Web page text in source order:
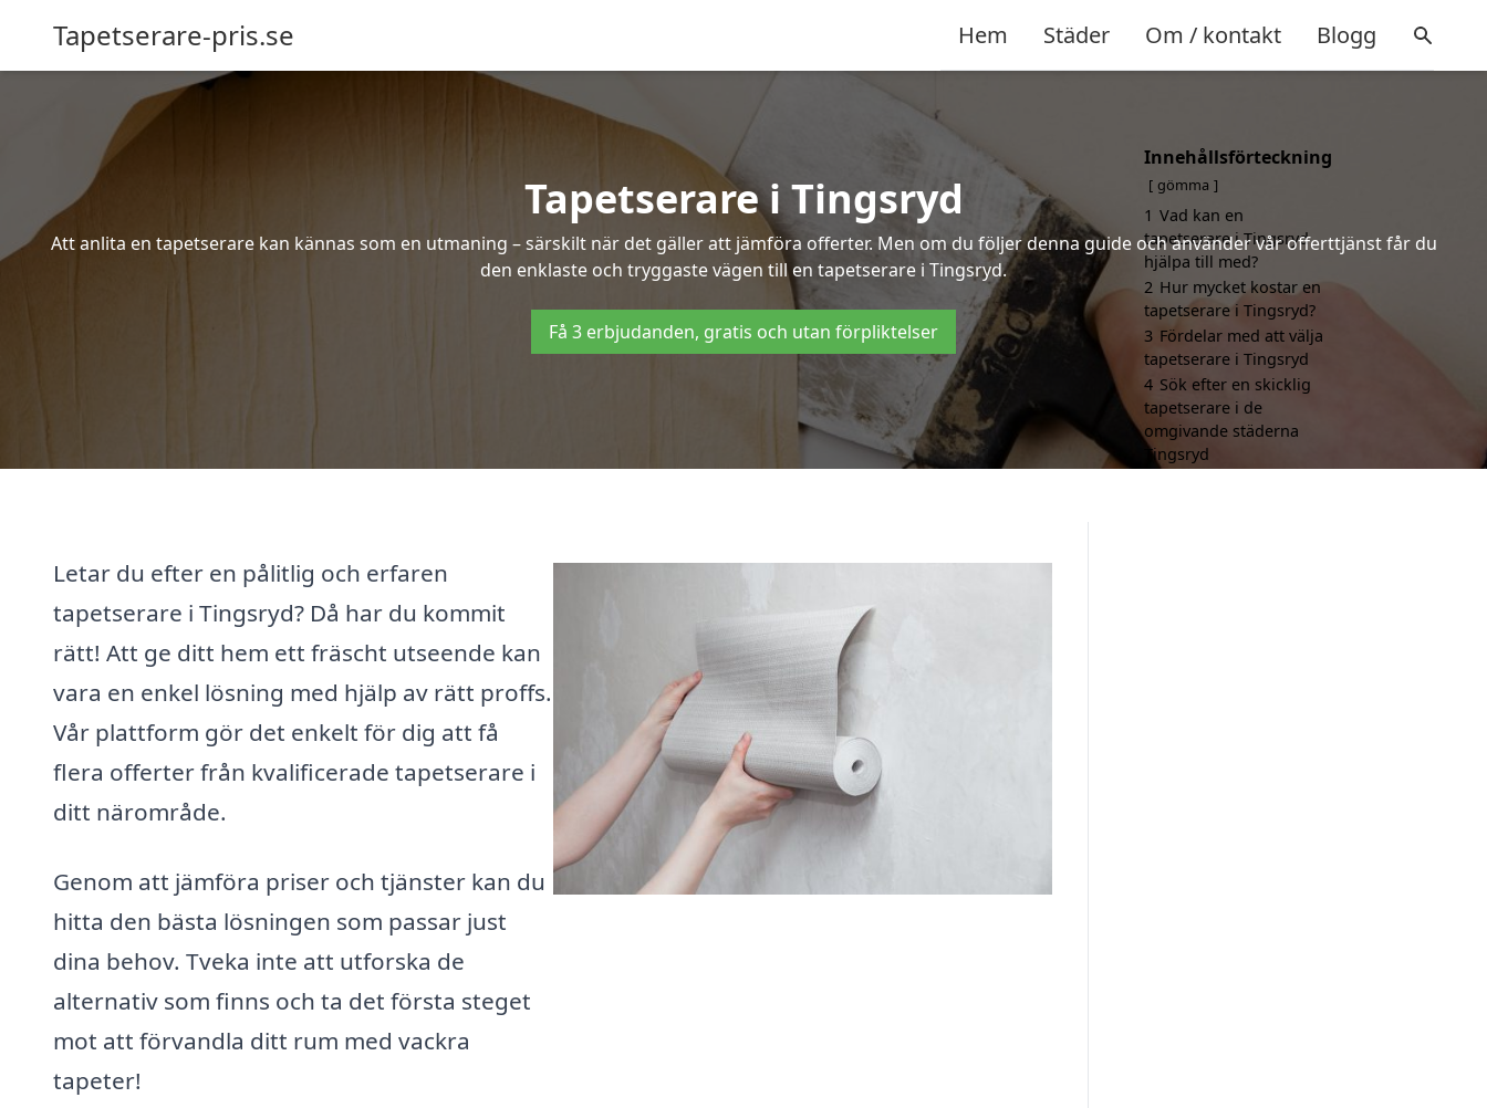
Tapetserare-pris.se Hem Städer Om / kontakt Blogg
Tapetserare i Tingsryd
Att anlita en tapetserare kan kännas som en utmaning – särskilt när det gäller att jämföra offerter. Men om du följer denna guide och använder vår offerttjänst får du
den enklaste och tryggaste vägen till en tapetserare i Tingsryd.
Få 3 erbjudanden, gratis och utan förpliktelser
Letar du efter en pålitlig och erfaren
tapetserare i Tingsryd? Då har du kommit
rätt! Att ge ditt hem ett fräscht utseende kan
vara en enkel lösning med hjälp av rätt proffs.
Vår plattform gör det enkelt för dig att få
flera offerter från kvalificerade tapetserare i
ditt närområde.
Genom att jämföra priser och tjänster kan du
hitta den bästa lösningen som passar just
dina behov. Tveka inte att utforska de
alternativ som finns och ta det första steget
mot att förvandla ditt rum med vackra
tapeter!
Innehållsförteckning
gömma
1 Vad kan en
tapetserare i Tingsryd
hjälpa till med?
2 Hur mycket kostar en
tapetserare i Tingsryd?
3 Fördelar med att välja
tapetserare i Tingsryd
4 Sök efter en skicklig
tapetserare i de
omgivande städerna
Tingsryd